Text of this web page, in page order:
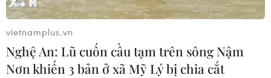
Seyfried
vietnamplus.vn
Nghệ An: Lũ cuốn cầu tạm trên sông Nậm
Nơn khiến 3 bản ở xã Mỹ Lý bị chia cắt